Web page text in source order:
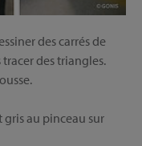
des carrés de
tracer des triangles.
au pinceau sur